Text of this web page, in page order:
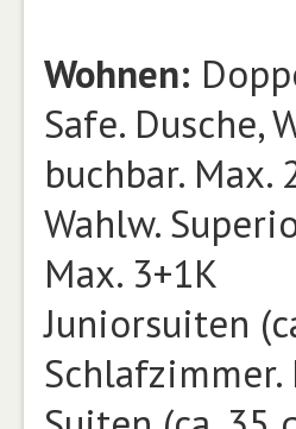
Wohnen:
Safe. Dusche,
buchbar. Max.
Wahlw.
Max. 3+1K
Juniorsuiten
Schlafzimmer.